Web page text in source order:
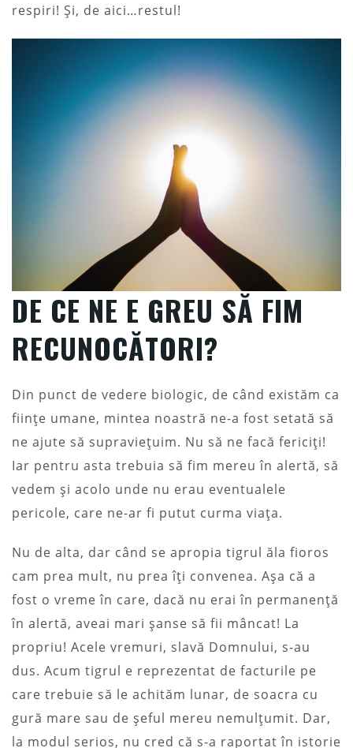
respiri! Și, de aici…restul!
DE CE NE E GREU SĂ FIM
RECUNOCĂTORI?
Din punct de vedere biologic, de când existăm ca
ființe umane, mintea noastră ne-a fost setată să
ne ajute să supraviețuim. Nu să ne facă fericiți!
Iar pentru asta trebuia să fim mereu în alertă, să
vedem și acolo unde nu erau eventualele
pericole, care ne-ar fi putut curma viața.
Nu de alta, dar când se apropia tigrul ăla fioros
cam prea mult, nu prea îți convenea. Așa că a
fost o vreme în care, dacă nu erai în permanență
în alertă, aveai mari șanse să fii mâncat! La
propriu! Acele vremuri, slavă Domnului, s-au
dus. Acum tigrul e reprezentat de facturile pe
care trebuie să le achităm lunar, de soacra cu
gură mare sau de șeful mereu nemulțumit. Dar,
la modul serios, nu cred că s-a raportat în istorie